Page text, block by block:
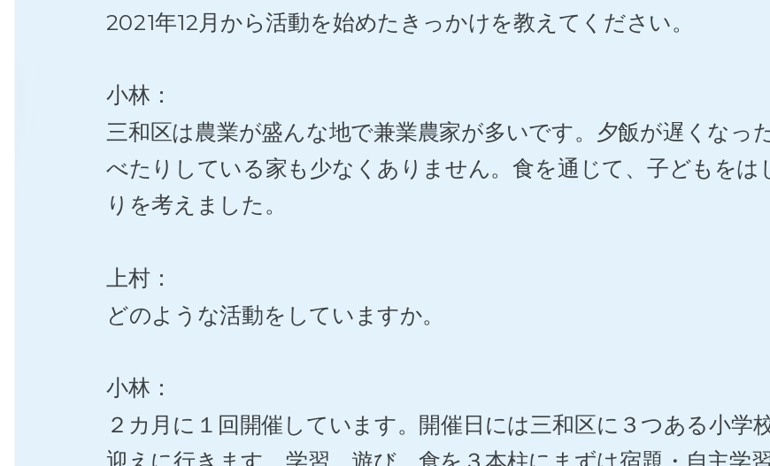
2021年12月から活動を始めたきっかけを教えてください。
小林：
三和区は農業が盛んな地で兼業農家が多いです。夕飯が遅くなっ
べたりしている家も少なくありません。食を通じて、子どもをは
りを考えました。
上村：
どのような活動をしていますか。
小林：
２カ月に１回開催しています。開催日には三和区に３つある小学